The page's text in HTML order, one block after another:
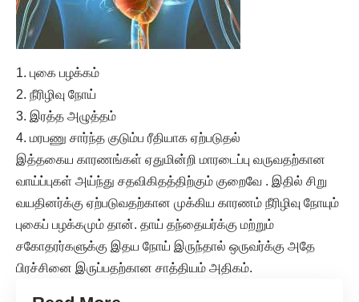
1. புகை பழக்கம்
2. நீரிழிவு நோய்
3. இரத்த அழுத்தம்
4. மரபணு சார்ந்த குடும்ப ரீதியாக ஏற்படுதல்
இத்தகைய காரணங்கள் ஏதுமின்றி மாரடைப்பு வருவதற்கான
வாய்ப்புகள் அய்ந்து சதவிகிதத்திற்கும் குறைவே . இதில் சிறு
வயதினர்க்கு ஏற்படுவதற்கான முக்கிய காரணம் நீரிழிவு நோயும்
புகைப் பழக்கமும் தான். தாய் தந்தையர்க்கு மற்றும்
சகோதரர்களுக்கு இதய நோய் இருந்தால் ஒருவர்க்கு அதே
பிரச்சினை இருப்பதற்கான சாத்தியம் அதிகம்.